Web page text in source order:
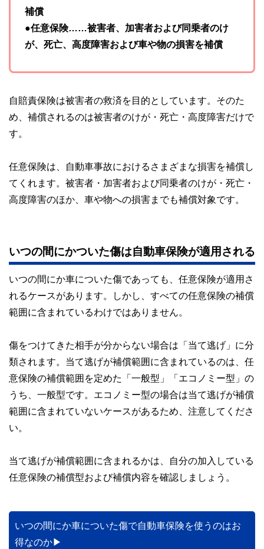
補償
●任意保険……被害者、加害者および同乗者のけ
が、死亡、高度障害および車や物の損害を補償
自賠責保険は被害者の救済を目的としています。そのた
め、補償されるのは被害者のけが・死亡・高度障害だけで
す。
任意保険は、自動車事故におけるさまざまな損害を補償し
てくれます。被害者・加害者および同乗者のけが・死亡・
高度障害のほか、車や物への損害までも補償対象です。
いつの間にかついた傷は自動車保険が適用される
いつの間にか車についた傷であっても、任意保険が適用さ
れるケースがあります。しかし、すべての任意保険の補償
範囲に含まれているわけではありません。
傷をつけてきた相手が分からない場合は「当て逃げ」に分
類されます。当て逃げが補償範囲に含まれているのは、任
意保険の補償範囲を定めた「一般型」「エコノミー型」の
うち、一般型です。エコノミー型の場合は当て逃げが補償
範囲に含まれていないケースがあるため、注意してくださ
い。
当て逃げが補償範囲に含まれるかは、自分の加入している
任意保険の補償型および補償内容を確認しましょう。
いつの間にか車についた傷で自動車保険を使うのはお
得なのか